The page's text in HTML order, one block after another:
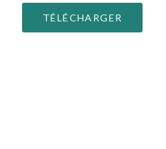
TÉLÉCHARGER